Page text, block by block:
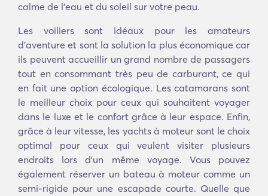
calme de l'eau et du soleil sur votre peau.
Les voiliers sont idéaux pour les amateurs
d'aventure et sont la solution la plus économique car
ils peuvent accueillir un grand nombre de passagers
tout en consommant très peu de carburant, ce qui
en fait une option écologique. Les catamarans sont
le meilleur choix pour ceux qui souhaitent voyager
dans le luxe et le confort grâce à leur espace. Enfin,
grâce à leur vitesse, les yachts à moteur sont le choix
optimal pour ceux qui veulent visiter plusieurs
endroits lors d'un même voyage. Vous pouvez
également réserver un bateau à moteur comme un
semi-rigide pour une escapade courte. Quelle que